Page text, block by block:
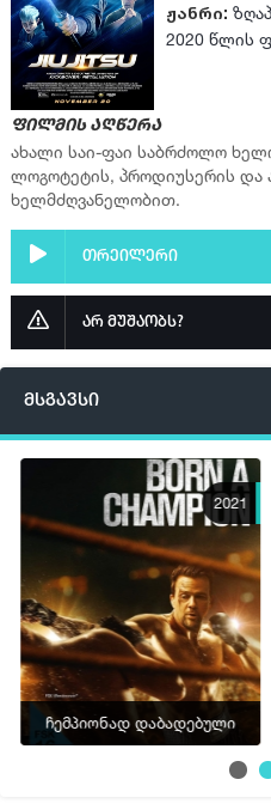
ჟანრი:
2020 წლის
ფილმის აღწერა
ახალი საი-ფაი საბრძოლო
ლოგოტეტის, პროდიუსერის და
ხელმძღვანელობით.
თრეილერი
არ მუშაობს?
მსგავსი
2021
ჩემპიონად დაბადებული